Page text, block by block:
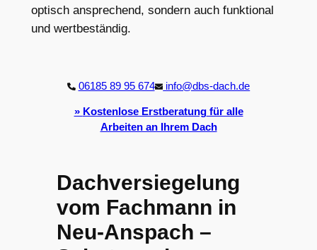
optisch ansprechend, sondern auch funktional
und wertbeständig.
06185 89 95 674 info@dbs-dach.de
» Kostenlose Erstberatungfür alle
Arbeiten an Ihrem Dach
Dachversiegelung
vom Fachmann in
Neu-Anspach –